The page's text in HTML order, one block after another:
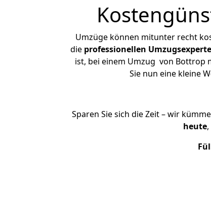
Umzüge können mitunter recht
die professionellen
ist, bei einem Umzug von Bottrop
Sie nun eine kleine
Sparen Sie sich die Zeit – wir
heute